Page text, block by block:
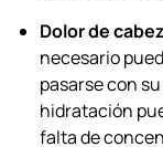
Dolor de
necesario
pasarse con
hidratación
falta de